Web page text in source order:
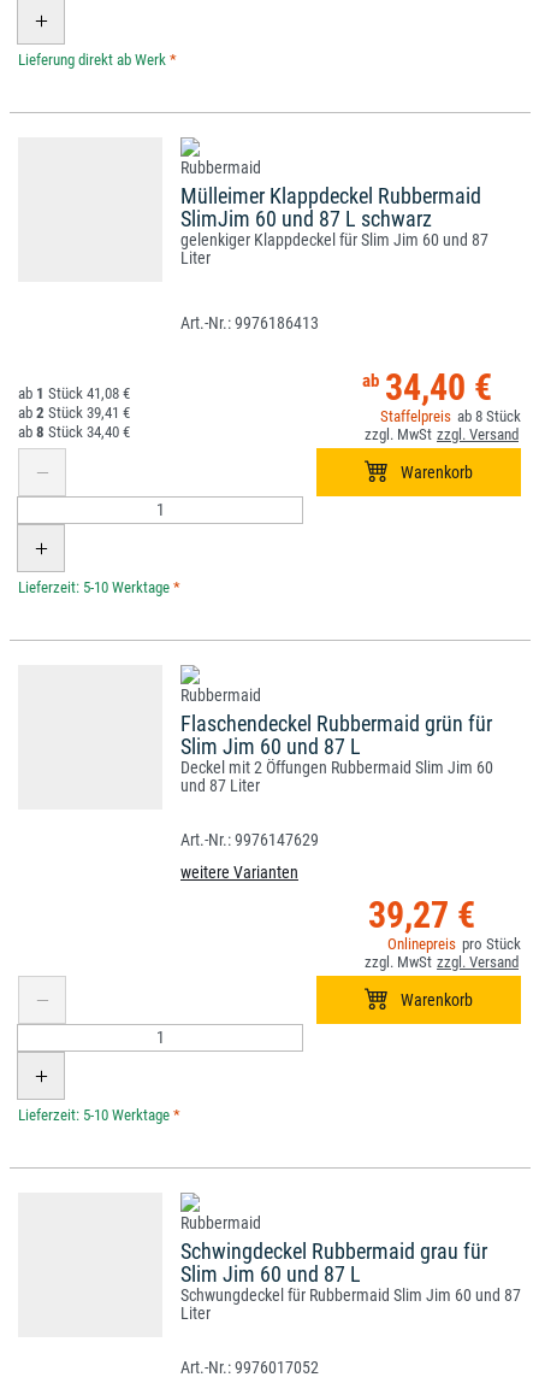
*
Mülleimer Klappdeckel Rubbermaid
SlimJim 60 und 87 L schwarz
gelenkiger Klappdeckel für Slim Jim 60 und 87
Liter
9976186413
34,40 €
8
1
41,08 €
2
39,41 €
8
34,40 €
*
Flaschendeckel Rubbermaid grün für
Slim Jim 60 und 87 L
Deckel mit 2 Öffungen Rubbermaid Slim Jim 60
und 87 Liter
9976147629
weitere Varianten
39,27 €
*
Schwingdeckel Rubbermaid grau für
Slim Jim 60 und 87 L
Schwungdeckel für Rubbermaid Slim Jim 60 und 87
Liter
9976017052